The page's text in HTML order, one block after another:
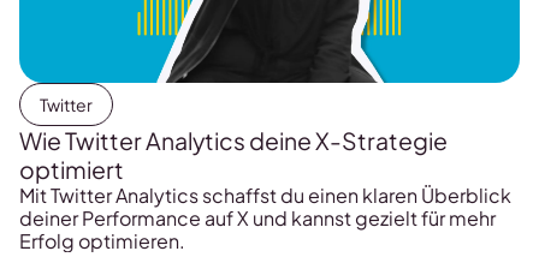
Twitter
Wie Twitter Analytics deine X-Strategie
optimiert
Mit Twitter Analytics schaffst du einen klaren Überblick
deiner Performance auf X und kannst gezielt für mehr
Erfolg optimieren.